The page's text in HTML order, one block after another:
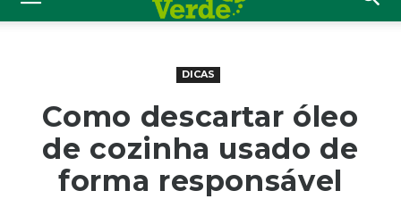
DICAS
Como descartar óleo
de cozinha usado de
forma responsável